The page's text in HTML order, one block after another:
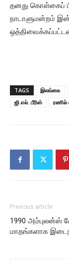
தனது கொள்கைப்
நாடாளுமன்றம்
TAGS இலங்கை
ஜி.எல். பீரிஸ்
ரணில்
Previous article
1990 அம்புலன்ஸ்
மாதங்களாக